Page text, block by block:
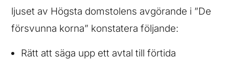
ljuset av Högsta domstolens avgörande i ”De
försvunna korna” konstatera följande:
Rätt att säga upp ett avtal till förtida